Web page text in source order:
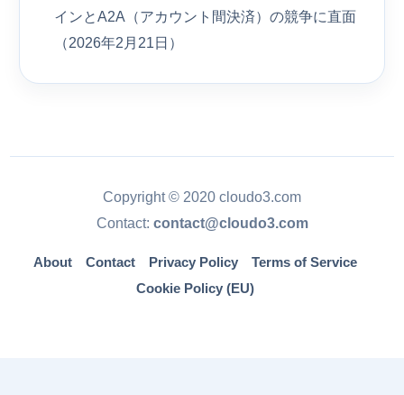
インとA2A（アカウント間決済）の競争に直面
（2026年2月21日）
Copyright © 2020 cloudo3.com
Contact: contact@cloudo3.com
About Contact Privacy Policy
Terms of Service
Cookie Policy (EU)